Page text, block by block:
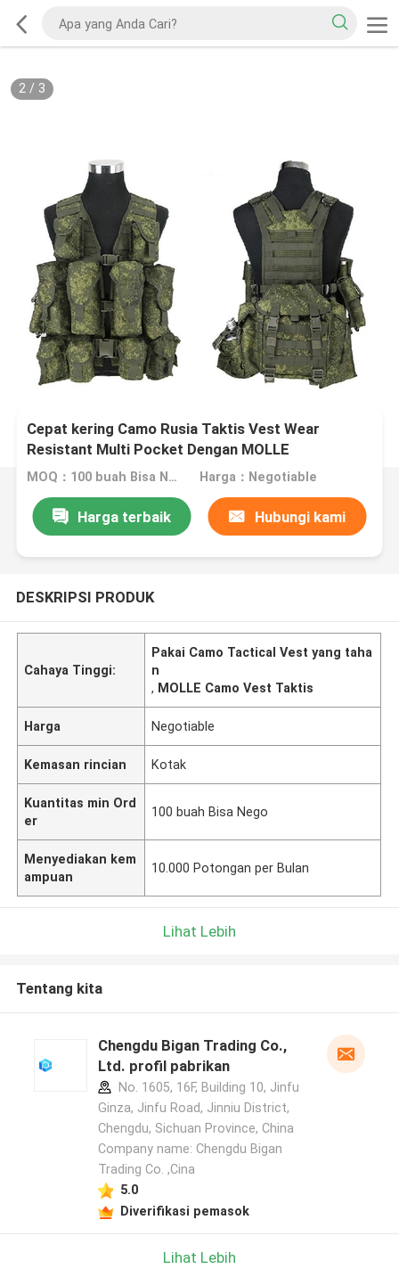
2/ 3
Cepat kering Camo Rusia Taktis Vest Wear
Resistant Multi Pocket Dengan MOLLE
MOQ：100 buah Bisa Nego Harga：Negotiable
Harga terbaik Hubungi kami
DESKRIPSI PRODUK
Cahaya Tinggi:
Pakai Camo Tactical Vest yang taha
n
, MOLLE Camo Vest Taktis
Harga Negotiable
Kemasan rincian Kotak
Kuantitas min Ord
er
100 buah Bisa Nego
Menyediakan kem
ampuan
10.000 Potongan per Bulan
Lihat Lebih
Tentang kita
Chengdu Bigan Trading Co.,
Ltd. profil pabrikan
No. 1605, 16F, Building 10, Jinfu
Ginza, Jinfu Road, Jinniu District,
Chengdu, Sichuan Province, China
Company name: Chengdu Bigan
Trading Co. ,Cina
5.0
Diverifikasi pemasok
Lihat Lebih